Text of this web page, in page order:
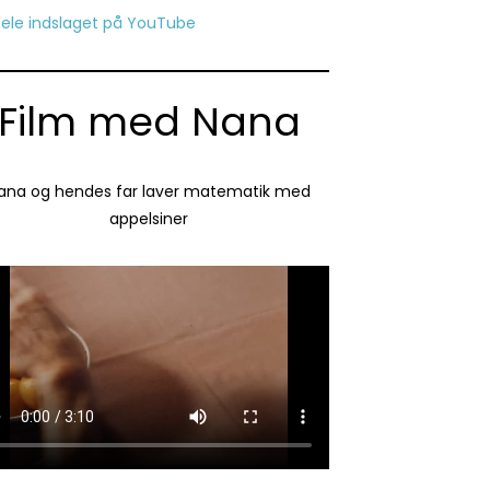
indslaget på YouTube
Film med Nana
og hendes far laver matematik med
appelsiner